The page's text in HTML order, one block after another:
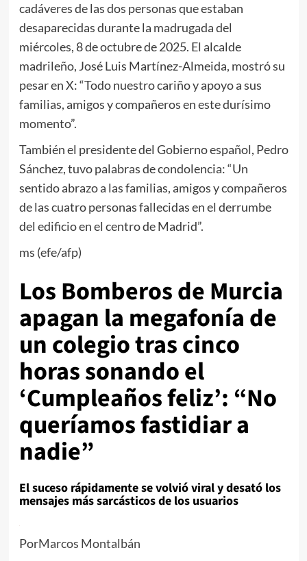
cadáveres de las dos personas que estaban
desaparecidas durante la madrugada del
miércoles, 8 de octubre de 2025. El alcalde
madrileño, José Luis Martínez-Almeida, mostró su
pesar en X: “Todo nuestro cariño y apoyo a sus
familias, amigos y compañeros en este durísimo
momento”.
También el presidente del Gobierno español, Pedro
Sánchez, tuvo palabras de condolencia: “Un
sentido abrazo a las familias, amigos y compañeros
de las cuatro personas fallecidas en el derrumbe
del edificio en el centro de Madrid”.
ms (efe/afp)
Los Bomberos de Murcia
apagan la megafonía de
un colegio tras cinco
horas sonando el
‘Cumpleaños feliz’: “No
queríamos fastidiar a
nadie”
El suceso rápidamente se volvió viral y desató los
mensajes más sarcásticos de los usuarios
PorMarcos Montalbán